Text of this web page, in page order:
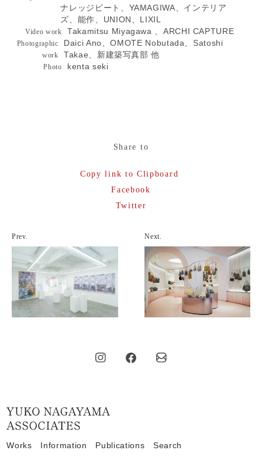
ナレッジビート、YAMAGIWA、インテリア
ズ、能作、UNION、LIXIL
Video work Takamitsu Miyagawa 、ARCHI CAPTURE
Photographic
work
Daici Ano、OMOTE Nobutada、Satoshi
Takae、新建築写真部 他
Photo kenta seki
Share to
Copy link to Clipboard
Facebook
Twitter
Prev. Next.
Works Information Publications Search